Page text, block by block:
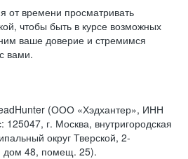
от времени просматривать
чтобы быть в курсе возможных
ваше доверие и стремимся
вами.
(ООО «Хэдхантер», ИНН
г. Москва, внутригородская
округ Тверской, 2-
дом 48, помещ. 25).